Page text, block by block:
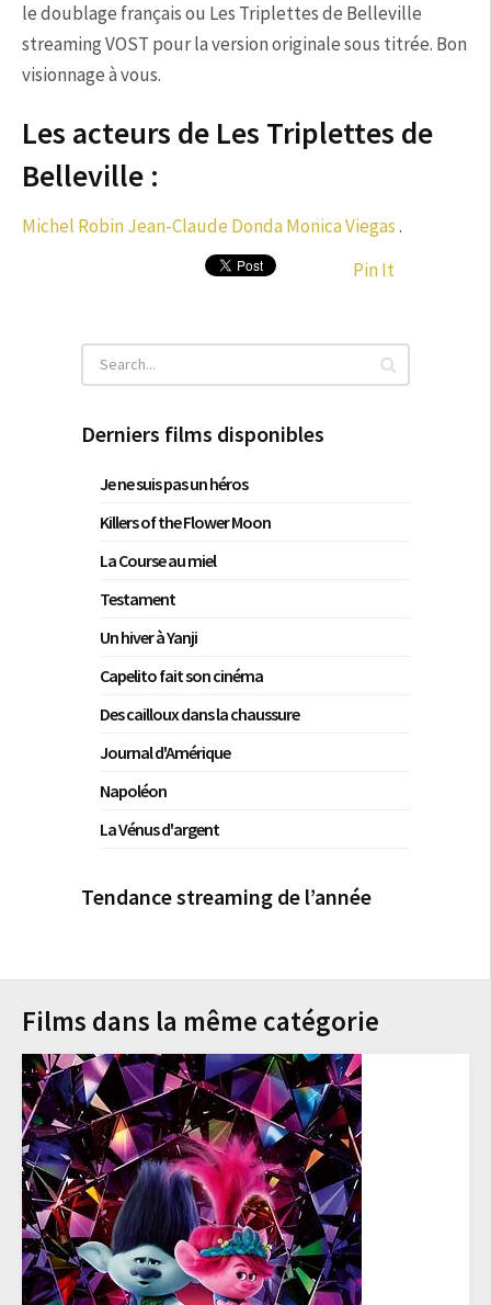
le doublage français ou Les Triplettes de Belleville
streaming VOST pour la version originale sous titrée. Bon
visionnage à vous.
Les acteurs de Les Triplettes de
Belleville :
Michel RobinJean-Claude DondaMonica Viegas.
Pin It
Derniers films disponibles
Je ne suis pas un héros
Killers of the Flower Moon
La Course au miel
Testament
Un hiver à Yanji
Capelito fait son cinéma
Des cailloux dans la chaussure
Journal d'Amérique
Napoléon
La Vénus d'argent
Tendance streaming de l’année
Films dans la même catégorie